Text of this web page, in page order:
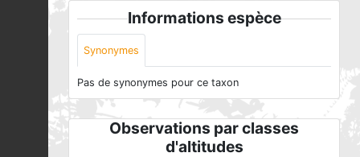
Informations espèce
Synonymes
Pas de synonymes pour ce taxon
Observations par classes
d'altitudes